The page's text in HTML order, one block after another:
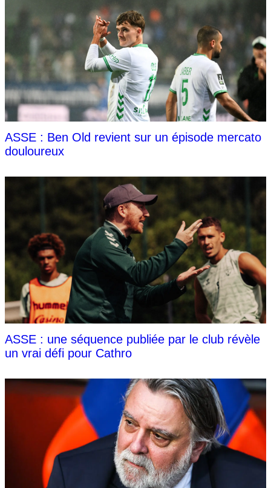
ASSE : Ben Old revient sur un épisode mercato
douloureux
ASSE : une séquence publiée par le club révèle
un vrai défi pour Cathro